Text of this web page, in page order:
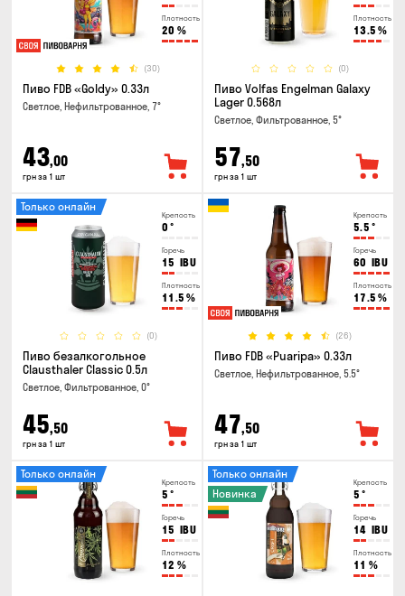
Плотность
20 %
(30)
Пиво FDB «Goldy» 0.33л
Светлое, Нефильтрованное, 7°
43,00
грн за 1 шт
Плотность
13.5 %
(0)
Пиво Volfas Engelman Galaxy
Lager 0.568л
Светлое, Фильтрованное, 5°
57,50
грн за 1 шт
Крепость
0 °
Горечь
15 IBU
Плотность
11.5 %
(0)
Только онлайн
Пиво безалкогольное
Clausthaler Classic 0.5л
Светлое, Фильтрованное, 0°
45,50
грн за 1 шт
Крепость
5.5 °
Горечь
60 IBU
Плотность
17.5 %
(26)
Пиво FDB «Puaripa» 0.33л
Светлое, Нефильтрованное, 5.5°
47,50
грн за 1 шт
Крепость
5 °
Горечь
15 IBU
Плотность
12 %
Только онлайн
Крепость
5 °
Горечь
14 IBU
Плотность
11 %
Только онлайн
Новинка